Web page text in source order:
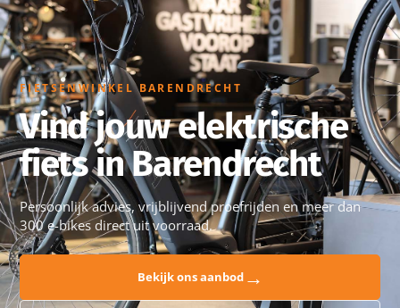
FIETSENWINKEL BARENDRECHT
Vind jouw elektrische
fiets in Barendrecht
Persoonlijk advies, vrijblijvend proefrijden en meer dan
300 e-bikes direct uit voorraad.
Bekijk ons aanbod→